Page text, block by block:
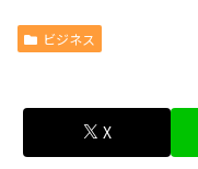
ビジネス
X